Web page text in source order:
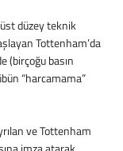
Tottenham’da
(birçoğu basın
“harcamama”